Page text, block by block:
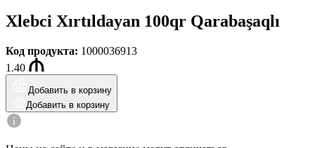
Xlebci Xırtıldayan 100qr Qarabaşaqlı
Код продукта: 1000036913
1.40
Добавить в корзину
Добавить в корзину